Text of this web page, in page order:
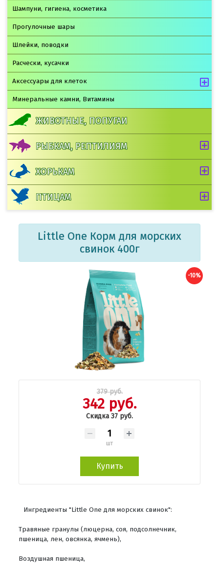
Шампуни, гигиена, косметика
Прогулочные шары
Шлейки, поводки
Расчески, кусачки
Аксессуары для клеток
Минеральные камни, Витамины
ЖИВОТНЫЕ, ПОПУГАИ
РЫБКАМ, РЕПТИЛИЯМ
ХОРЬКАМ
ПТИЦАМ
Little One Корм для морских
свинок 400г
-10%
379 руб.
342 руб.
Скидка 37 руб.
шт
Купить
Ингредиенты "Little One для морских свинок":
Травяные гранулы (люцерна, соя, подсолнечник,
пшеница, лен, овсянка, ячмень),
Воздушная пшеница,